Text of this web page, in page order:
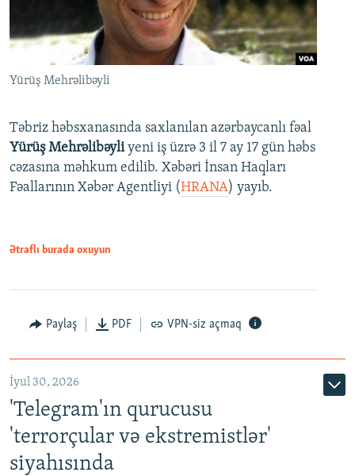
Yürüş Mehrəlibəyli
Təbriz həbsxanasında saxlanılan azərbaycanlı fəal
Yürüş Mehrəlibəyliyeni iş üzrə 3 il 7 ay 17 gün həbs
cəzasına məhkum edilib. Xəbəri İnsan Haqları
Fəallarının Xəbər Agentliyi (HRANA) yayıb.
Ətraflı burada oxuyun
Paylaş PDF VPN-siz açmaq
İyul 30, 2026
'Telegram'ın qurucusu
'terrorçular və ekstremistlər'
siyahısında